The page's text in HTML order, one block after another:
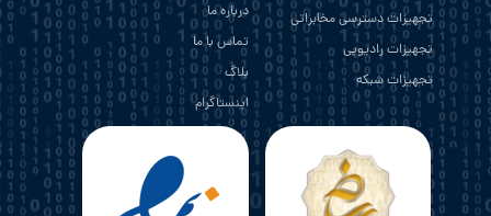
تجهیزات دسترسی مخابراتی
تجهیزات رادیویی
تجهیزات شبکه
درباره ما
تماس با ما
بلاگ
اینستاگرام